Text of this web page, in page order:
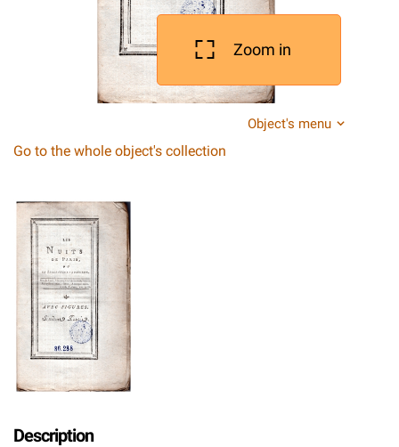
Zoom in
Object's menu
Go to the whole object's collection
Description